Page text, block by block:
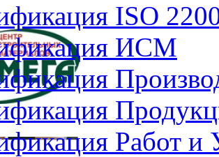
ISO
ИСМ
Работ и